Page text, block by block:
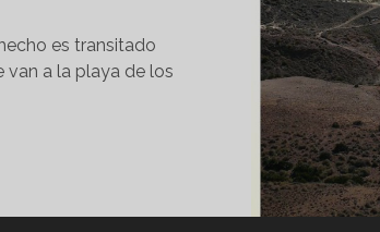
es transitado
van a la playa de los